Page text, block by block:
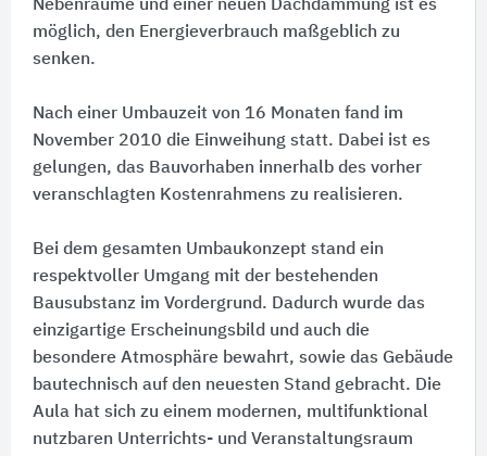
Nebenräume und einer neuen Dachdämmung ist es
möglich, den Energieverbrauch maßgeblich zu
senken.
Nach einer Umbauzeit von 16 Monaten fand im
November 2010 die Einweihung statt. Dabei ist es
gelungen, das Bauvorhaben innerhalb des vorher
veranschlagten Kostenrahmens zu realisieren.
Bei dem gesamten Umbaukonzept stand ein
respektvoller Umgang mit der bestehenden
Bausubstanz im Vordergrund. Dadurch wurde das
einzigartige Erscheinungsbild und auch die
besondere Atmosphäre bewahrt, sowie das Gebäude
bautechnisch auf den neuesten Stand gebracht. Die
Aula hat sich zu einem modernen, multifunktional
nutzbaren Unterrichts- und Veranstaltungsraum